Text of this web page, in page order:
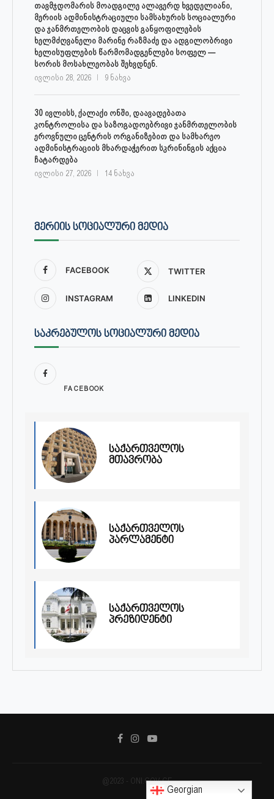
თავმჯდომარის მოადგილე ალავერდ ხვედელიანი,
მერიის ადმინისტრაციული სამსახურის სოციალური
და ჯანმრთელობის დაცვის განყოფილების
ხელმძღვანელი მარინე რაზმაძე და ადგილობრივი
ხელისუფლების წარმომადგენლები სოფელ —
სორის მოსახლეობას შეხვდნენ.
ივლისი 28, 2026 9 ნახვა
30 ივლისს, ქალაქი ონში, დაავადებათა
კონტროლისა და საზოგადოებრივი ჯანმრთელობის
ეროვნული ცენტრის ორგანიზებით და სამხარეო
ადმინისტრაციის მხარდაჭერით სკრინინგის აქცია
ჩატარდება
ივლისი 27, 2026 14 ნახვა
ᲛᲔᲠᲘᲘᲡ ᲡᲝᲪᲘᲐᲚᲣᲠᲘ ᲛᲔᲓᲘᲐ
FACEBOOK TWITTER
INSTAGRAM LINKEDIN
ᲡᲐᲙᲠᲔᲑᲣᲚᲝᲡ ᲡᲝᲪᲘᲐᲚᲣᲠᲘ ᲛᲔᲓᲘᲐ
FACEBOOK
საქართველოს
მთავრობა
საქართველოს
პარლამენტი
საქართველოს
პრეზიდენტი
@2023 - ONI.GOV.GE
Georgian